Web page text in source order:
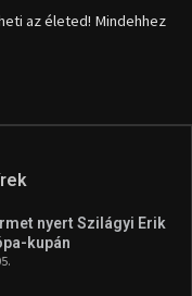
+36 30 471 1373
Magazinnak
sportját minél